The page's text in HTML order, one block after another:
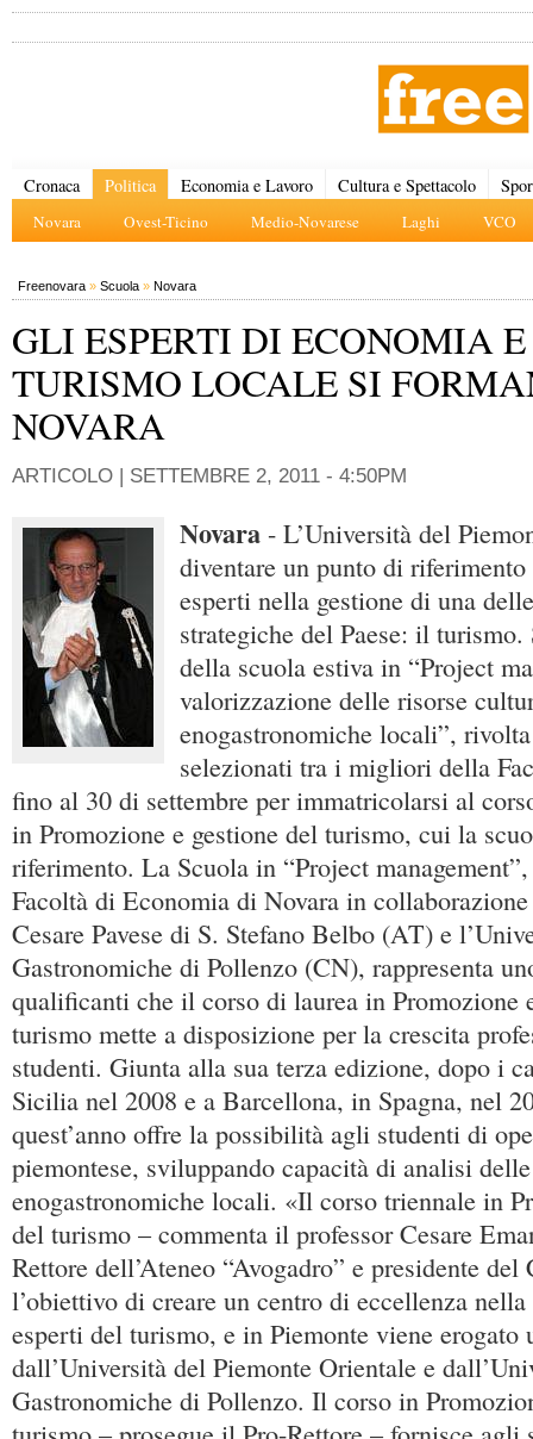
Cronaca Politica
Novara Ovest-Ticino Medio-Novarese Laghi VCO
Economia e Lavoro Cultura e Spettacolo
Freenovara » Scuola » Novara
GLI ESPERTI DI ECONOMIA E
TURISMO LOCALE SI
NOVARA
ARTICOLO | SETTEMBRE 2, 2011 - 4:50PM
Novara - L’Università del
diventare un punto di
esperti nella gestione di una
strategiche del Paese: il
della scuola estiva in “Project
valorizzazione delle risorse
enogastronomiche locali”,
selezionati tra i migliori della
fino al 30 di settembre per immatricolarsi al
in Promozione e gestione del turismo, cui la
riferimento. La Scuola in “Project
Facoltà di Economia di Novara in
Cesare Pavese di S. Stefano Belbo (AT) e
Gastronomiche di Pollenzo (CN), rappresenta
qualificanti che il corso di laurea in Promozione
turismo mette a disposizione per la crescita
studenti. Giunta alla sua terza edizione, dopo i
Sicilia nel 2008 e a Barcellona, in Spagna, nel
quest’anno offre la possibilità agli studenti di
piemontese, sviluppando capacità di analisi
enogastronomiche locali. «Il corso triennale in
del turismo – commenta il professor Cesare
Rettore dell’Ateneo “Avogadro” e presidente
l’obiettivo di creare un centro di eccellenza
esperti del turismo, e in Piemonte viene erogato
dall’Università del Piemonte Orientale e
Gastronomiche di Pollenzo. Il corso in